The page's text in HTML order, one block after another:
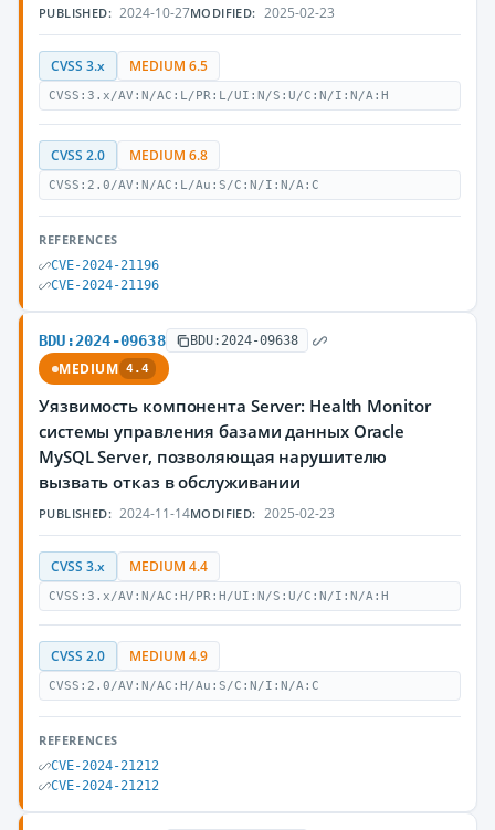
PUBLISHED: 2024-10-27MODIFIED: 2025-02-23
CVSS 3.x MEDIUM 6.5
CVSS:3.x/AV:N/AC:L/PR:L/UI:N/S:U/C:N/I:N/A:H
CVSS 2.0 MEDIUM 6.8
CVSS:2.0/AV:N/AC:L/Au:S/C:N/I:N/A:C
REFERENCES
CVE-2024-21196
CVE-2024-21196
BDU:2024-09638 BDU:2024-09638
MEDIUM 4.4
Уязвимость компонента Server: Health Monitor
системы управления базами данных Oracle
MySQL Server, позволяющая нарушителю
вызвать отказ в обслуживании
PUBLISHED: 2024-11-14MODIFIED: 2025-02-23
CVSS 3.x MEDIUM 4.4
CVSS:3.x/AV:N/AC:H/PR:H/UI:N/S:U/C:N/I:N/A:H
CVSS 2.0 MEDIUM 4.9
CVSS:2.0/AV:N/AC:H/Au:S/C:N/I:N/A:C
REFERENCES
CVE-2024-21212
CVE-2024-21212